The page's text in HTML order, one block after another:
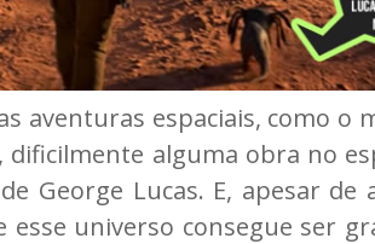
aventuras espaciais, como o
, dificilmente alguma obra no
George Lucas. E, apesar de
esse universo consegue ser